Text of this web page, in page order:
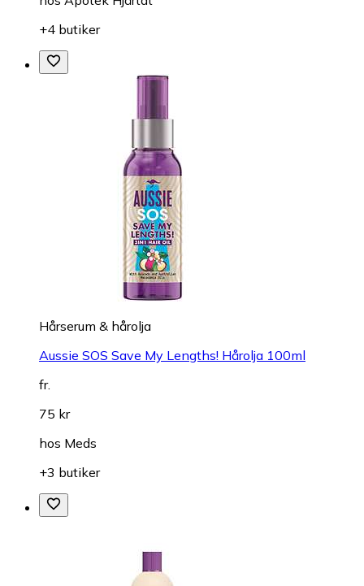
+4 butiker
Hårserum & hårolja
Aussie SOS Save My Lengths! Hårolja 100ml
fr.
75 kr
hos Meds
+3 butiker